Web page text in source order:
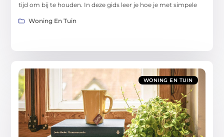
tijd om bij te houden. In deze gids leer je hoe je met simpele
Woning En Tuin
WONING EN TUIN